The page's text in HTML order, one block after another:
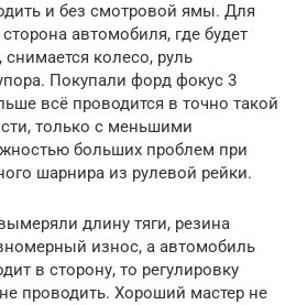
и без смотровой ямы. Для
автомобиля, где будет
колесо, руль
Покупали форд фокус 3
всё проводится в точно такой
только с меньшими
больших проблем при
шарнира из рулевой рейки.
длину тяги, резина
износ, а автомобиль
в сторону, то регулировку
проводить. Хороший мастер не